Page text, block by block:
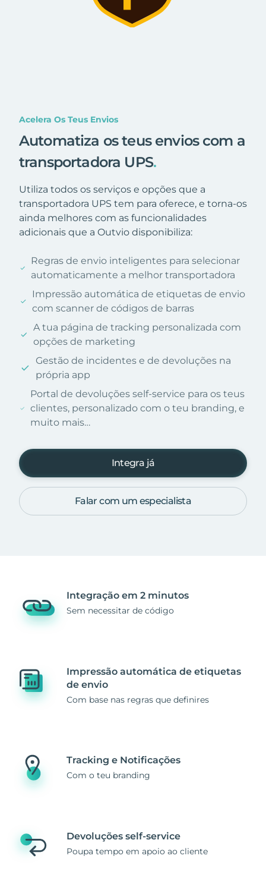
Acelera Os Teus Envios
Automatiza os teus envios com a
transportadora UPS.
Utiliza todos os serviços e opções que a
transportadora UPS tem para oferece, e torna-os
ainda melhores com as funcionalidades
adicionais que a Outvio disponibiliza:
Regras de envio inteligentes para selecionar
automaticamente a melhor transportadora
Impressão automática de etiquetas de envio
com scanner de códigos de barras
A tua página de tracking personalizada com
opções de marketing
Gestão de incidentes e de devoluções na
própria app
Portal de devoluções self-service para os teus
clientes, personalizado com o teu branding, e
muito mais…
Integra já
Falar com um especialista
Integração em 2 minutos
Sem necessitar de código
Impressão automática de etiquetas
de envio
Com base nas regras que definires
Tracking e Notificações
Com o teu branding
Devoluções self-service
Poupa tempo em apoio ao cliente